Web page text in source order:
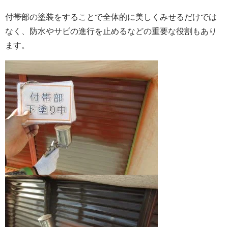
付帯部の塗装をすることで全体的に美しくみせるだけでは
なく、防水やサビの進行を止めるなどの重要な役割もあり
ます。